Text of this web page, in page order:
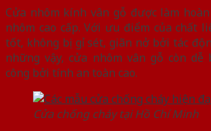
Cửa nhôm kính vân gỗ được làm
nhôm cao cấp. Với ưu điểm của chất
tốt, không bị gỉ sét, giãn nở bởi tác
những vậy, cửa nhôm vân gỗ còn dễ
công bởi tính an toàn cao.
Cửa chống cháy tại Hồ Chí Minh